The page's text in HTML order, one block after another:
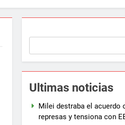
Ultimas noticias
Milei destraba el acuerdo
represas y tensiona con